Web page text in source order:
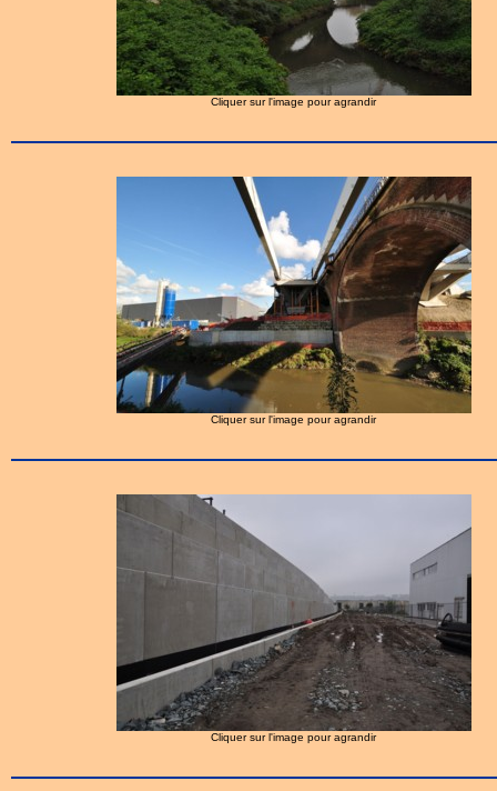
Cliquer sur l'image pour agrandir
Cliquer sur l'image pour agrandir
Cliquer sur l'image pour agrandir